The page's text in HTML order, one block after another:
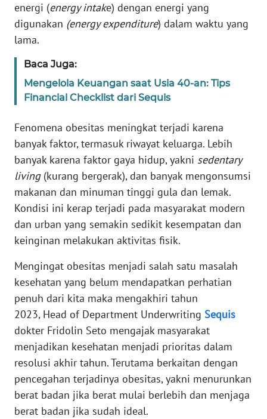
energi (energy intake) dengan energi yang
digunakan (energy expenditure) dalam waktu yang
lama.
Baca Juga:
Mengelola Keuangan saat Usia 40-an: Tips
Financial Checklist dari Sequis
Fenomena obesitas meningkat terjadi karena
banyak faktor, termasuk riwayat keluarga. Lebih
banyak karena faktor gaya hidup, yakni sedentary
living (kurang bergerak), dan banyak mengonsumsi
makanan dan minuman tinggi gula dan lemak.
Kondisi ini kerap terjadi pada masyarakat modern
dan urban yang semakin sedikit kesempatan dan
keinginan melakukan aktivitas fisik.
Mengingat obesitas menjadi salah satu masalah
kesehatan yang belum mendapatkan perhatian
penuh dari kita maka mengakhiri tahun
2023, Head of Department Underwriting Sequis
dokter Fridolin Seto mengajak masyarakat
menjadikan kesehatan menjadi prioritas dalam
resolusi akhir tahun. Terutama berkaitan dengan
pencegahan terjadinya obesitas, yakni menurunkan
berat badan jika berat mulai berlebih dan menjaga
berat badan jika sudah ideal.
TENTANG
KAMI
MEDIA
SIBER
KARIR
DISCLAIMER
Wahana
News
Regional
WN
SUMUT
WN
JAKARTA
WN
JABAR
WN
BANTEN